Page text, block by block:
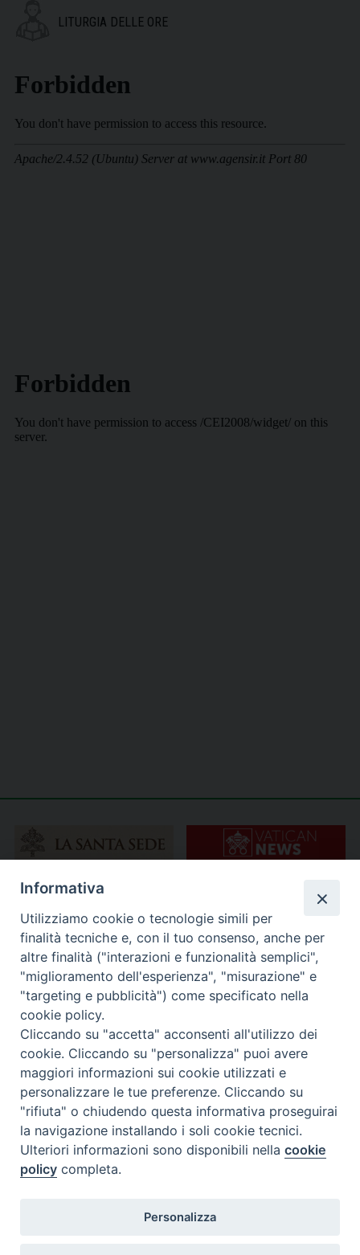
LITURGIA DELLE ORE
Informativa
Utilizziamo cookie o tecnologie simili per
finalità tecniche e, con il tuo consenso, anche per
altre finalità ("interazioni e funzionalità semplici",
"miglioramento dell'esperienza", "misurazione" e
"targeting e pubblicità") come specificato nella
cookie policy.
Cliccando su "accetta" acconsenti all'utilizzo dei
cookie. Cliccando su "personalizza" puoi avere
maggiori informazioni sui cookie utilizzati e
personalizzare le tue preferenze. Cliccando su
"rifiuta" o chiudendo questa informativa proseguirai
la navigazione installando i soli cookie tecnici.
Ulteriori informazioni sono disponibili nellacookie
policy completa.
Personalizza